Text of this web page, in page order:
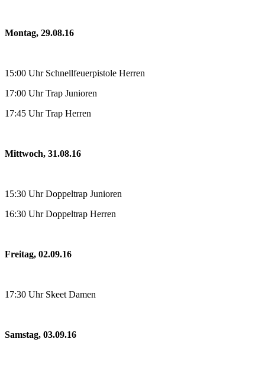
Montag, 29.08.16
15:00 Uhr Schnellfeuerpistole Herren
17:00 Uhr Trap Junioren
17:45 Uhr Trap Herren
Mittwoch, 31.08.16
15:30 Uhr Doppeltrap Junioren
16:30 Uhr Doppeltrap Herren
Freitag, 02.09.16
17:30 Uhr Skeet Damen
Samstag, 03.09.16